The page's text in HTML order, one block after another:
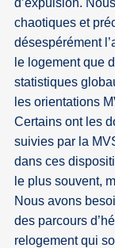
chaotiques et
désespérément
le logement que
statistiques
les orientations
Certains ont les
suivies par la
dans ces
le plus souvent,
Nous avons
des parcours
relogement qui